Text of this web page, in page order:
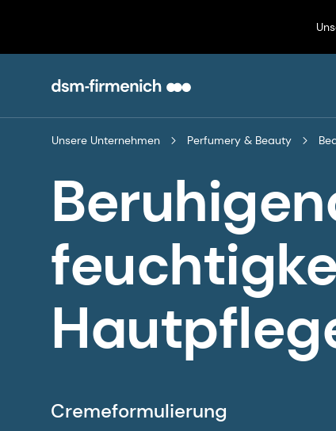
Unsere Unternehmen Perfumery & Beauty
Cremeformulierung